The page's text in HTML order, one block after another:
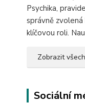
Psychika,
správně
klíčovou roli.
Zobrazit
Sociální